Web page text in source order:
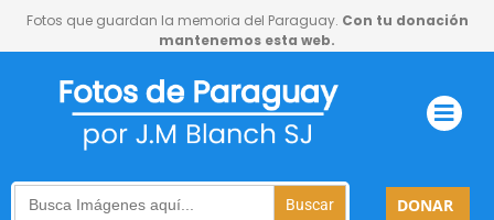
Fotos que guardan la memoria del Paraguay. Con tu donación
mantenemos esta web.
Search
for:
DONAR